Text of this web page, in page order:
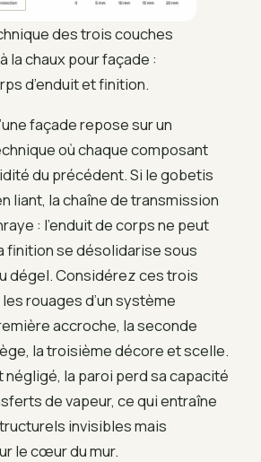
des trois couches
la chaux pour façade :
d’enduit et finition.
façade repose sur un
où chaque composant
du précédent. Si le gobetis
liant, la chaîne de transmission
: l’enduit de corps ne peut
finition se désolidarise sous
dégel. Considérez ces trois
rouages d’un système
accroche, la seconde
la troisième décore et scelle.
négligé, la paroi perd sa capacité
de vapeur, ce qui entraîne
invisibles mais
le cœur du mur.